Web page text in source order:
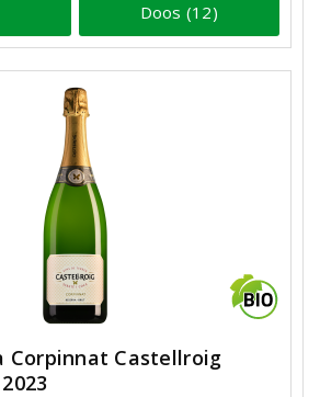
Doos (12)
Corpinnat Castellroig